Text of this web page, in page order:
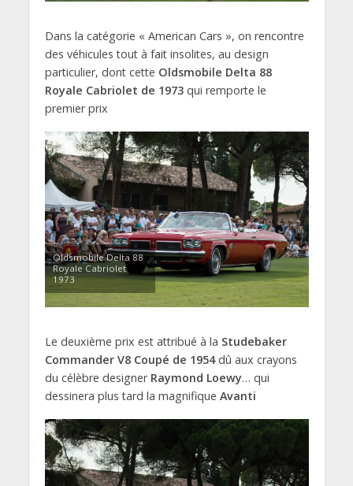
Dans la catégorie « American Cars », on rencontre
des véhicules tout à fait insolites, au design
particulier, dont cette Oldsmobile Delta 88
Royale Cabriolet de 1973qui remporte le
premier prix
Oldsmobile Delta 88
Royale Cabriolet
1973
Le deuxième prix est attribué à la Studebaker
Commander V8 Coupé de 1954dû aux crayons
du célèbre designer Raymond Loewy… qui
dessinera plus tard la magnifique Avanti